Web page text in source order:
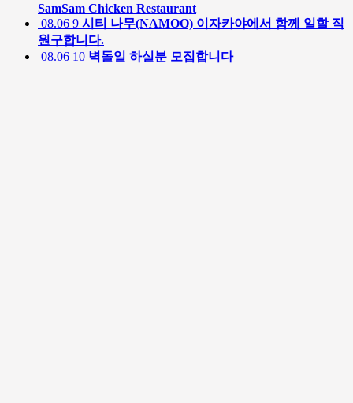
SamSam Chicken Restaurant
08.06 9 시티 나무(NAMOO) 이자카야에서 함께 일할 직
원구합니다.
08.06 10 벽돌일 하실분 모집합니다